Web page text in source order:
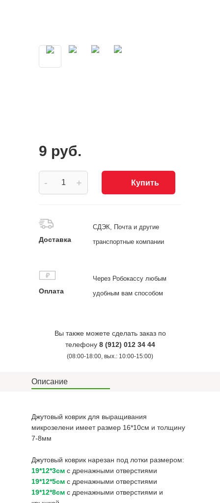
9 руб.
+
- Купить
Доставка
СДЭК, Почта и другие
транспортные компании
Оплата
Через Робокассу любым
удобным вам способом
Вы также можете сделать заказ по
телефону 8 (912) 012 34 44
(08:00-18:00, вых.: 10:00-15:00)
Описание
Джутовый коврик для выращивания
микрозелени имеет размер 16*10см и толщину
7-8мм
Джутовый коврик нарезан под лотки размером:
19*12*3см с дренажными отверстиями
19*12*5см с дренажными отверстиями
19*12*8см с дренажными отверстиями и